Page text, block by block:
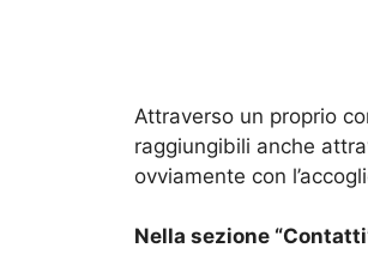
Attraverso un proprio
raggiungibili anche
ovviamente con
Nella sezione